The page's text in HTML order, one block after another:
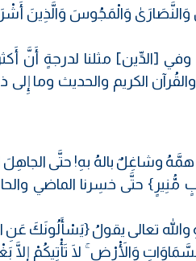
وَالنَّصَارَىٰ وَالْمَجُوسَ وَالَّذِينَ
[الدِّين] مثلنا لدرجةٍ أَنَّ
الكريم والحديث وما
وشاغِلٌ بالهُ بهِ! حتَّى
حتَّى خسِرنا الماضي
تعالى يقولُ {يَسْأَلُونَكَ
وَالْأَرْضِ ۚ لَا تَأْتِيكُمْ